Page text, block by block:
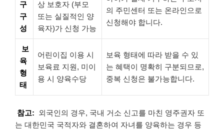
구
구
성
상 보호자 (부모
또는 실질적인 양
육자)가 신청 가능
의 주민센터 또는 온라인으로
신청해야 합니다.
보
육
형
태
어린이집 이용 시
보육료 지원, 미이
용 시 양육수당
보육 형태에 따라 받을 수 있
는 혜택이 명확히 구분되므로,
중복 신청은 불가능합니다.
참고: 외국인의 경우, 국내 거소 신고를 마친 영주권자 또
는 대한민국 국적자와 결혼하여 자녀를 양육하는 경우 등